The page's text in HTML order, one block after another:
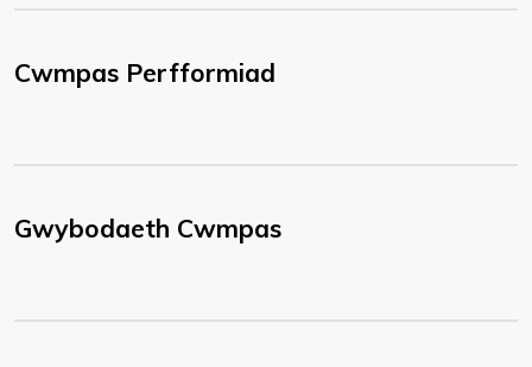
Cwmpas Perfformiad
Gwybodaeth Cwmpas